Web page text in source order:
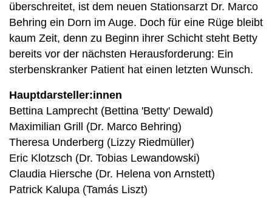
überschreitet, ist dem neuen Stationsarzt Dr. Marco
Behring ein Dorn im Auge. Doch für eine Rüge bleibt
kaum Zeit, denn zu Beginn ihrer Schicht steht Betty
bereits vor der nächsten Herausforderung: Ein
sterbenskranker Patient hat einen letzten Wunsch.
Hauptdarsteller:innen
Bettina Lamprecht (Bettina 'Betty' Dewald)
Maximilian Grill (Dr. Marco Behring)
Theresa Underberg (Lizzy Riedmüller)
Eric Klotzsch (Dr. Tobias Lewandowski)
Claudia Hiersche (Dr. Helena von Arnstett)
Patrick Kalupa (Tamás Liszt)